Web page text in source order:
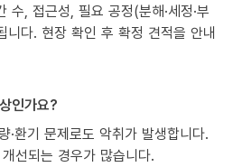
수, 접근성, 필요 공정(분해·세정·부
니다. 현장 확인 후 확정 견적을 안내
인가요?
·환기 문제로도 악취가 발생합니다.
선되는 경우가 많습니다.